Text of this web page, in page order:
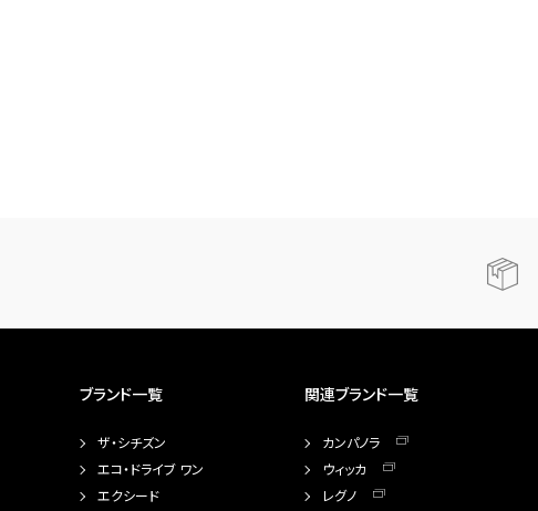
ブランド一覧
ザ・シチズン
エコ・ドライブ ワン
エクシード
関連ブランド一覧
カンパノラ
ウィッカ
レグノ